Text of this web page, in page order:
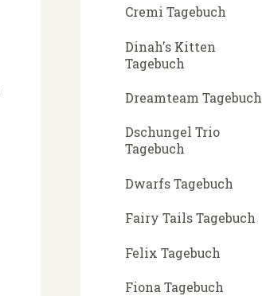
Cremi Tagebuch
Dinah's Kitten
Tagebuch
Dreamteam Tagebuch
Dschungel Trio
Tagebuch
Dwarfs Tagebuch
Fairy Tails Tagebuch
Felix Tagebuch
Fiona Tagebuch